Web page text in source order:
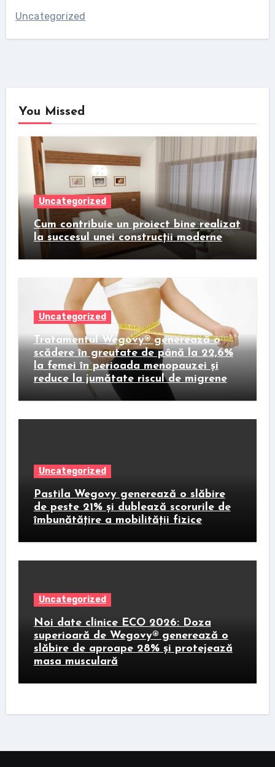
Uncategorized
You Missed
Uncategorized
Cum contribuie un proiect bine realizat
la succesul unei construcții moderne
Uncategorized
Tratamentul Wegovy® generează o
scădere în greutate de până la 22,6%
la femei în perioada menopauzei și
reduce la jumătate riscul de migrene
Uncategorized
Pastila Wegovy generează o slăbire
de peste 21% și dublează scorurile de
îmbunătățire a mobilității fizice
Uncategorized
Noi date clinice ECO 2026: Doza
superioară de Wegovy® generează o
slăbire de aproape 28% și protejează
masa musculară